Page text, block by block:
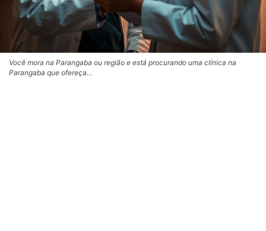
Você mora na Parangaba ou região e está procurando uma clínica na
Parangaba que ofereça…